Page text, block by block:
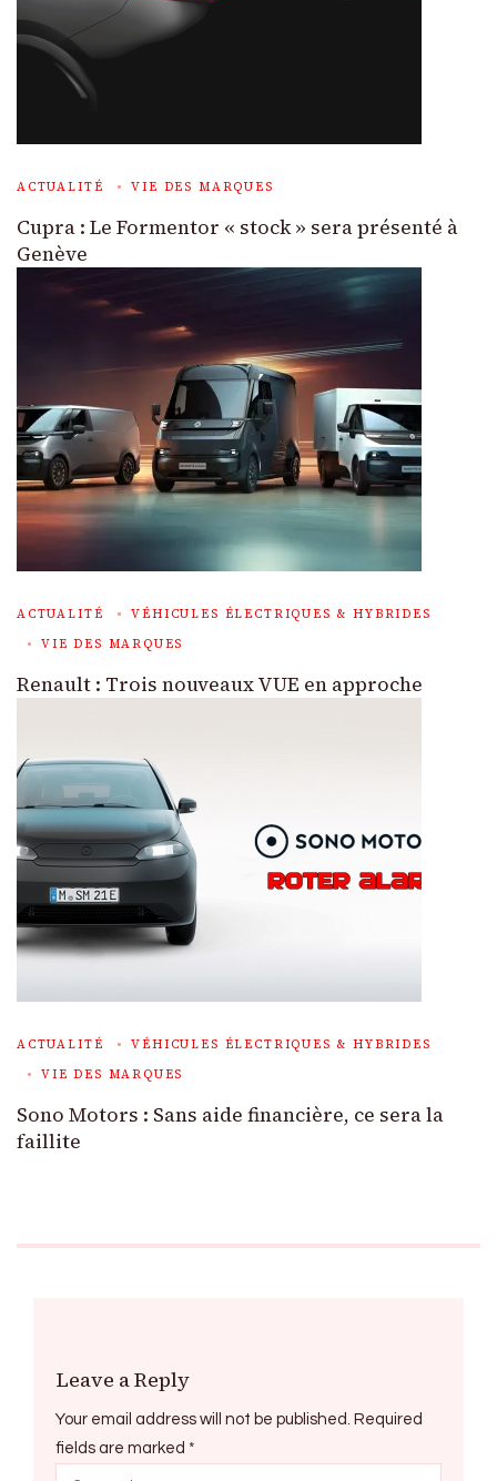
ACTUALITÉ VIE DES MARQUES
Cupra : Le Formentor « stock » sera présenté à
Genève
ACTUALITÉ
VÉHICULES ÉLECTRIQUES & HYBRIDES
VIE DES MARQUES
Renault : Trois nouveaux VUE en approche
ACTUALITÉ
VÉHICULES ÉLECTRIQUES & HYBRIDES
VIE DES MARQUES
Sono Motors : Sans aide financière, ce sera la
faillite
Leave a Reply
Your email address will not be published.
Required
fields are marked *